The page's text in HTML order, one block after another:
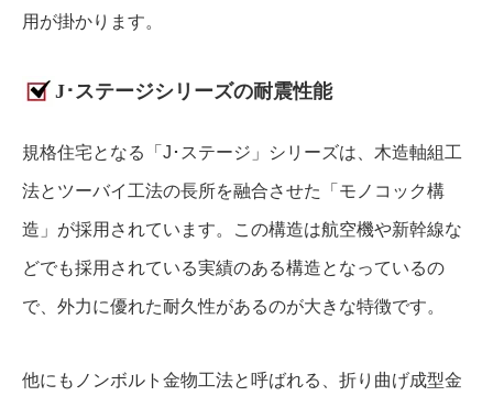
用が掛かります。
J･ステージシリーズの耐震性能
規格住宅となる「J･ステージ」シリーズは、木造軸組工
法とツーバイ工法の長所を融合させた「モノコック構
造」が採用されています。この構造は航空機や新幹線な
どでも採用されている実績のある構造となっているの
で、外力に優れた耐久性があるのが大きな特徴です。
他にもノンボルト金物工法と呼ばれる、折り曲げ成型金